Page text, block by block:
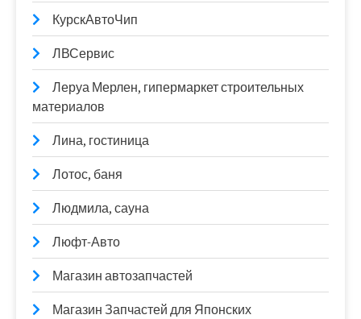
КурскАвтоЧип
ЛВСервис
Леруа Мерлен, гипермаркет строительных
материалов
Лина, гостиница
Лотос, баня
Людмила, сауна
Люфт-Авто
Магазин автозапчастей
Магазин Запчастей для Японских